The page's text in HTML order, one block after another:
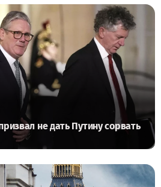
не дать Путину сорвать